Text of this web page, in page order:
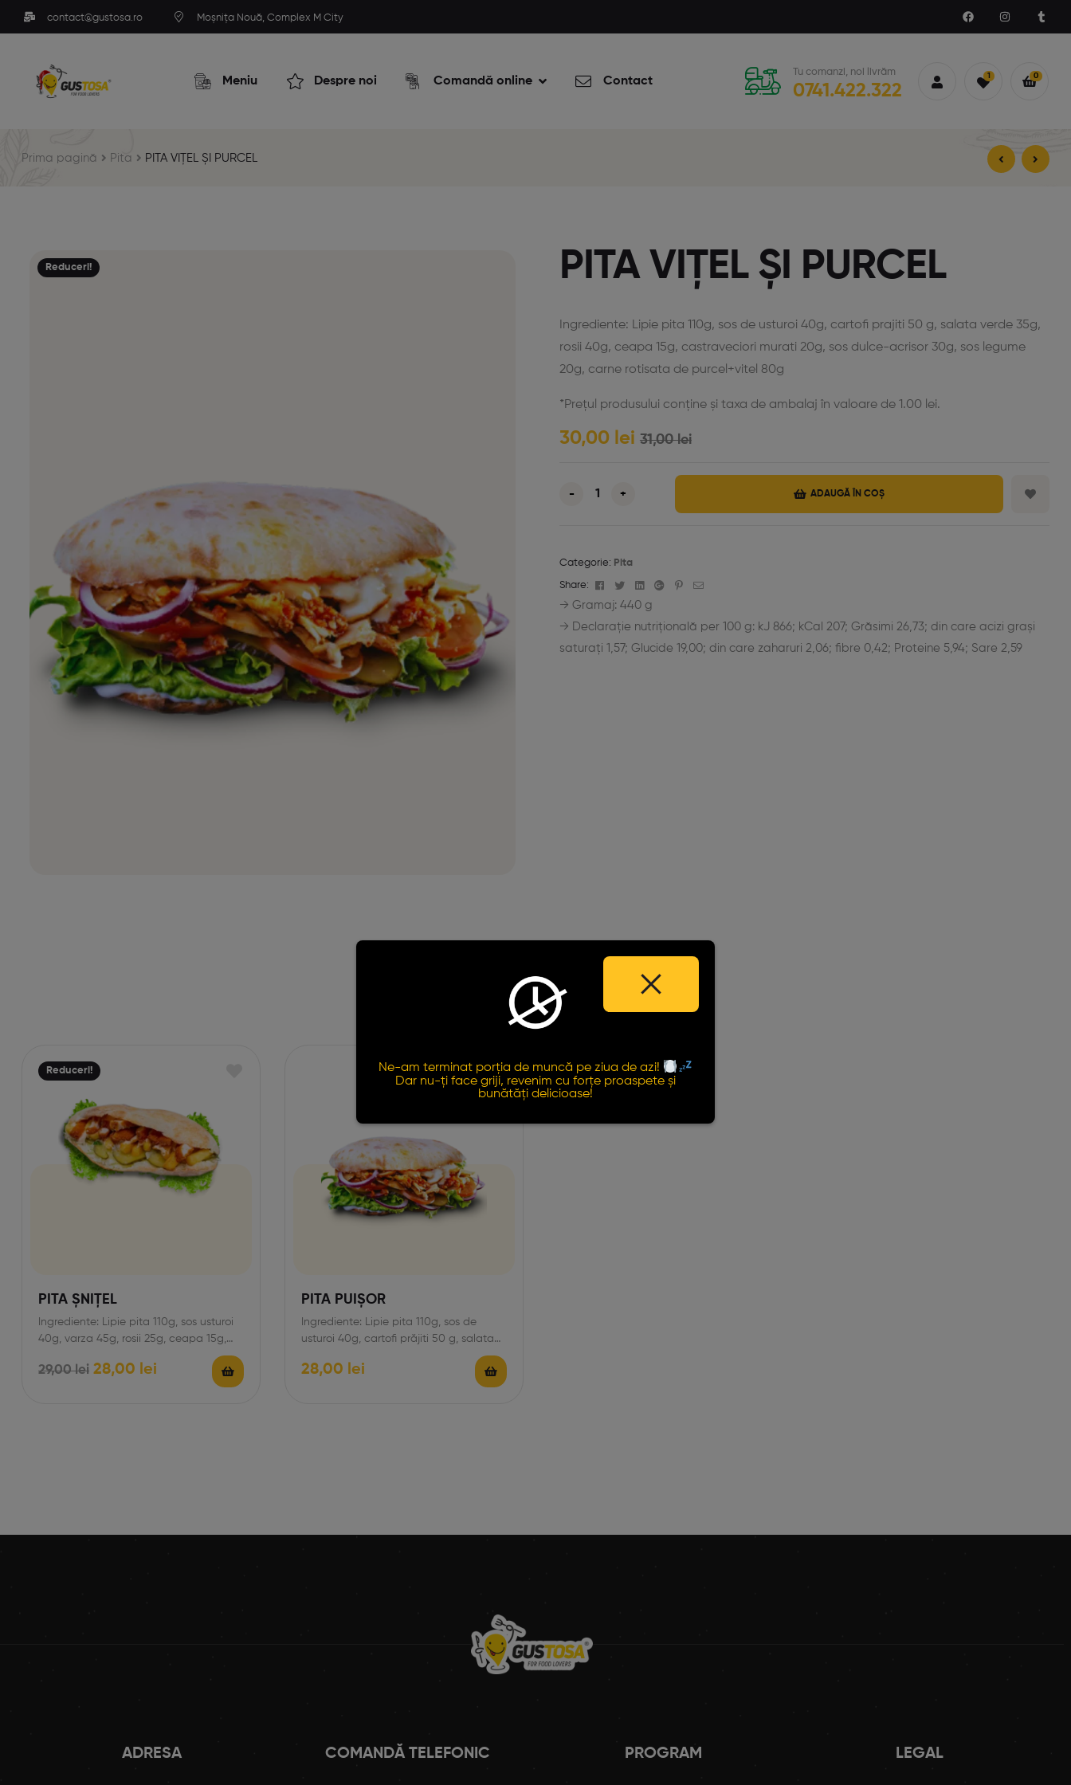
contact@gustosa.ro Moșnița Nouă, Complex M City
Meniu Despre noi Comandă online Contact
Tu comanzi, noi livrăm
0741.422.322
1 0
Prima pagină Pita PITA VIȚEL ȘI PURCEL
Reduceri! PITA VIȚEL ȘI PURCEL
Ingrediente: Lipie pita 110g, sos de usturoi 40g, cartofi prajiti 50 g, salata verde 35g,
rosii 40g, ceapa 15g, castraveciori murati 20g, sos dulce-acrisor 30g, sos legume
20g, carne rotisata de purcel+vitel 80g
*Prețul produsului conține și taxa de ambalaj în valoare de 1.00 lei.
31,00lei
30,00 lei
- + ADAUGĂ ÎN COȘ
Categorie: Pita
Share: Facebook
TwitterLinkedinGoogle+Pinterest
E-
→ Gramaj: 440 g
→ Declarație nutrițională per 100 g: kJ 866; kCal 207; Grăsimi 26,73; din care acizi grași
saturați 1,57; Glucide 19,00; din care zaharuri 2,06; fibre 0,42; Proteine 5,94; Sare 2,59
PRODUSE SIMILARE
Reduceri!
PITA ȘNIȚEL
Ingrediente: Lipie pita 110g, sos usturoi
40g, varza 45g, rosii 25g, ceapa 15g,
29,00lei 28,00 lei
PITA PUIȘOR
Ingrediente: Lipie pita 110g, sos de
usturoi 40g, cartofi prăjiti 50 g, salata
28,00 lei
ADRESA COMANDĂ TELEFONIC PROGRAM LEGAL
Ne-am terminat porția de muncă pe ziua de azi!
Dar nu-ți face griji, revenim cu forțe proaspete și
bunătăți delicioase!